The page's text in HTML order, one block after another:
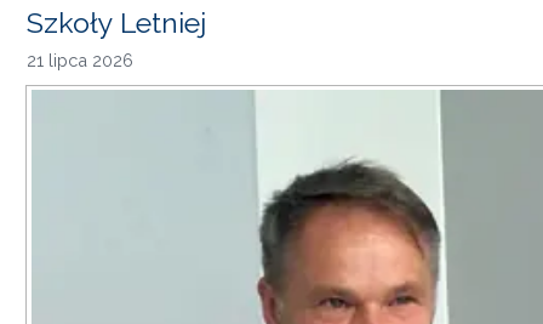
Szkoły Letniej
21 lipca 2026